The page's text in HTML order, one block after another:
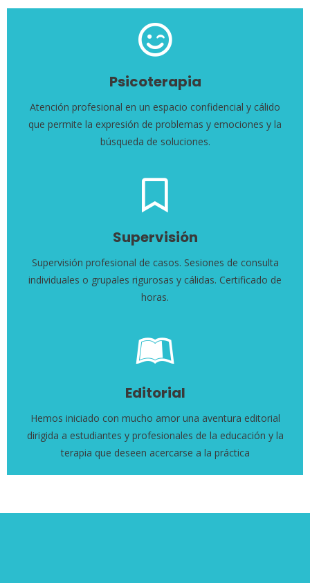
Psicoterapia
Atención profesional en un espacio confidencial y cálido
que permite la expresión de problemas y emociones y la
búsqueda de soluciones.
Supervisión
Supervisión profesional de casos. Sesiones de consulta
individuales o grupales rigurosas y cálidas. Certificado de
horas.
Editorial
Hemos iniciado con mucho amor una aventura editorial
dirigida a estudiantes y profesionales de la educación y la
terapia que deseen acercarse a la práctica